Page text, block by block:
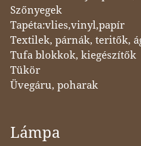
Szőnyegek
Tapéta:vlies,vinyl,papír
Textilek, párnák, teritők,
Tufa blokkok, kiegészítők
Tükör
Üvegáru, poharak
Lámpa